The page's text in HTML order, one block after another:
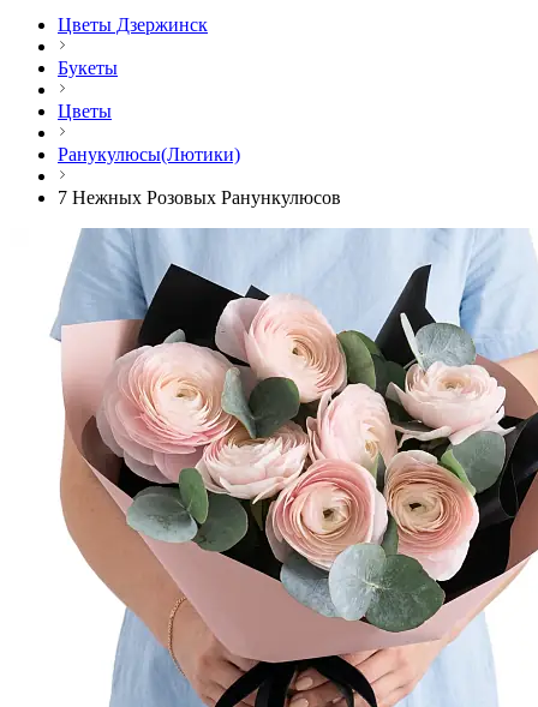
Цветы Дзержинск
Букеты
Цветы
Ранукулюсы(Лютики)
7 Нежных Розовых Ранункулюсов